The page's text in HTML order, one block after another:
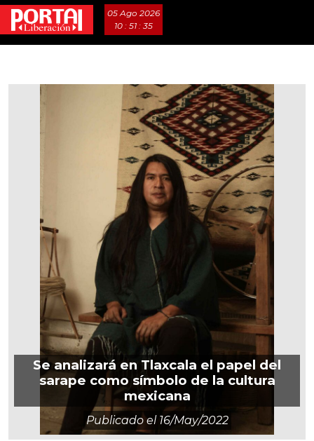
05 Ago 2026
10 : 51 : 37
Se analizará en Tlaxcala el papel del
sarape como símbolo de la cultura
mexicana
Publicado el 16/may/2022